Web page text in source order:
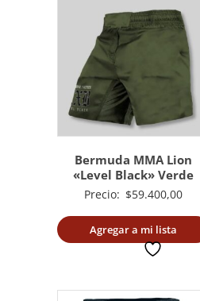
Bermuda MMA Lion
«Level Black» Verde
Precio: $59.400,00
Agregar a mi lista